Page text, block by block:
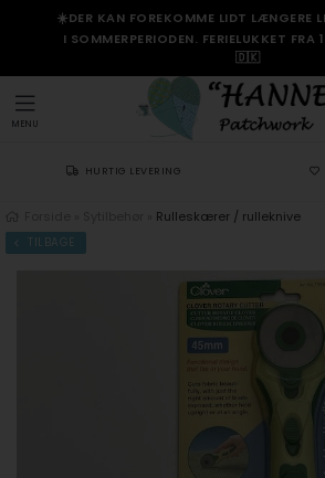
☀️DER KAN FOREKOMME LIDT LÆNGERE
I SOMMERPERIODEN. FERIELUKKET
🇩🇰
MENU
HURTIG LEVERING
Rulleskærer / rulleknive
TILBAGE